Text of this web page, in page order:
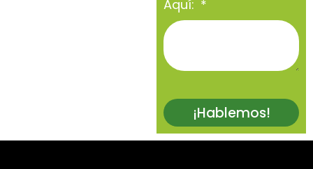
Aquí:
¡Hablemos!